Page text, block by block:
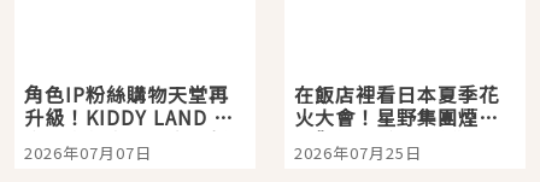
角色IP粉絲購物天堂再
升級！KIDDY LAND 原
宿店吉伊卡哇迎客，新
開幕 OMOKADO 店3分
2026年07月07日
在飯店裡看日本夏季花
火大會！星野集團煙火
景觀飯店6選，讓你不用
人擠人悠閒欣賞
2026年07月25日